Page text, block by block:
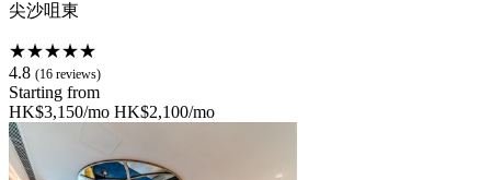
尖沙咀東
★★★★★
4.8 (16 reviews)
Starting from
HK$3,150/mo HK$2,100/mo